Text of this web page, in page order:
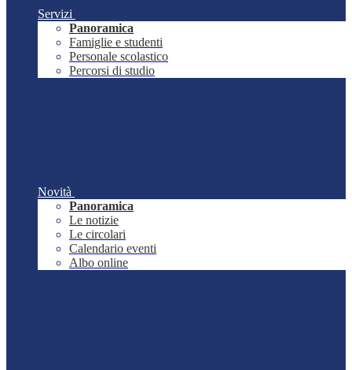
Servizi
Panoramica
Famiglie e studenti
Personale scolastico
Percorsi di studio
Novità
Panoramica
Le notizie
Le circolari
Calendario eventi
Albo online